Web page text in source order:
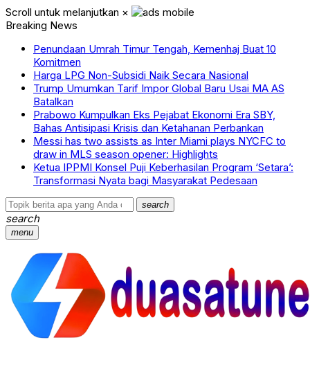
Scroll untuk melanjutkan ×
Breaking News
Penundaan Umrah Timur Tengah, Kemenhaj Buat 10
Komitmen
Harga LPG Non-Subsidi Naik Secara Nasional
Trump Umumkan Tarif Impor Global Baru Usai MA AS
Batalkan
Prabowo Kumpulkan Eks Pejabat Ekonomi Era SBY,
Bahas Antisipasi Krisis dan Ketahanan Perbankan
Messi has two assists as Inter Miami plays NYCFC to
draw in MLS season opener: Highlights
Ketua IPPMI Konsel Puji Keberhasilan Program ‘Setara’:
Transformasi Nyata bagi Masyarakat Pedesaan
search
search
menu